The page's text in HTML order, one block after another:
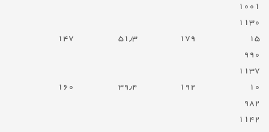
۱۰۰۱
۱۱۳۰
۱۵
۱۷۹ ۵۱٫۳
۱۴۷
۹۹۰
۱۱۳۷
۱۰
۱۹۲ ۳۹٫۴
۱۶۰
۹۸۲
۱۱۴۲